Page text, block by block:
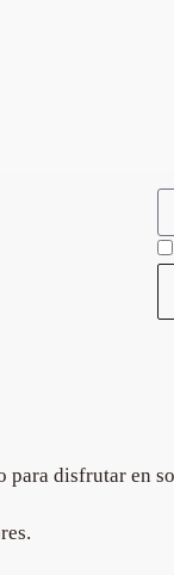
para disfrutar en